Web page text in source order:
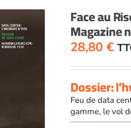
Face au
Magazine
28,80€
Dossier:
Feu de data
gamme, le vol